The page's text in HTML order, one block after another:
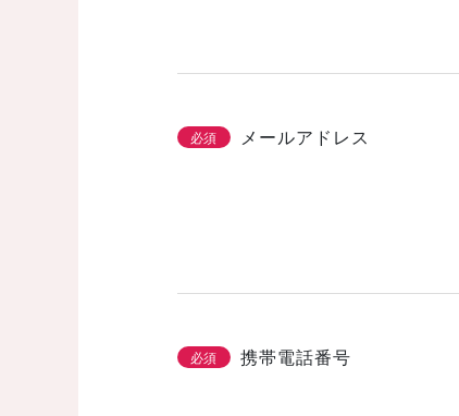
必須 メールアドレス
必須 携帯電話番号